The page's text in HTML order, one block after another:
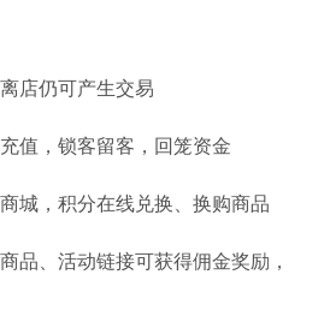
店仍可产生交易
值，锁客留客，回笼资金
城，积分在线兑换、换购商品
品、活动链接可获得佣金奖励，